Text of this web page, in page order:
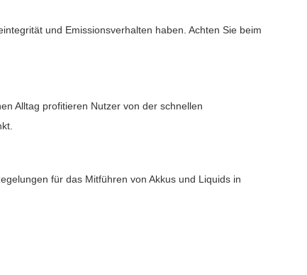
und Emissionsverhalten haben. Achten Sie beim
Alltag profitieren Nutzer von der schnellen
für das Mitführen von Akkus und Liquids in